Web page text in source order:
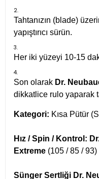
Tahtanızın (blade)
yapıştırıcı sürün.
Her iki yüzeyi 10-15
Son olarak Dr.
dikkatlice rulo yaparak
Kategori: Kısa Pütür
Hız / Spin / Kontrol:
Extreme (105 / 85 / 93)
Sünger Sertliği Dr.